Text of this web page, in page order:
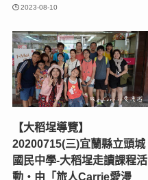
2023-08-10
【大稻埕導覽】
20200715(三)宜蘭縣立頭城
國民中學-大稻埕走讀課程活
動‧由「旅人Carrie愛漫